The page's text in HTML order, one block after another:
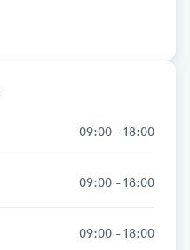
09:00 - 18:00
09:00 - 18:00
09:00 - 18:00